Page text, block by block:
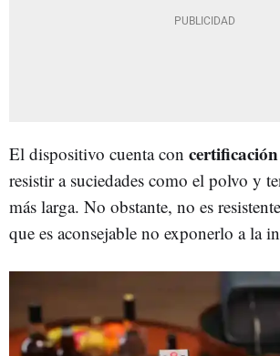
El dispositivo cuenta con
resistir a suciedades como el polvo y
más larga. No obstante, no es
que es aconsejable no exponerlo a la